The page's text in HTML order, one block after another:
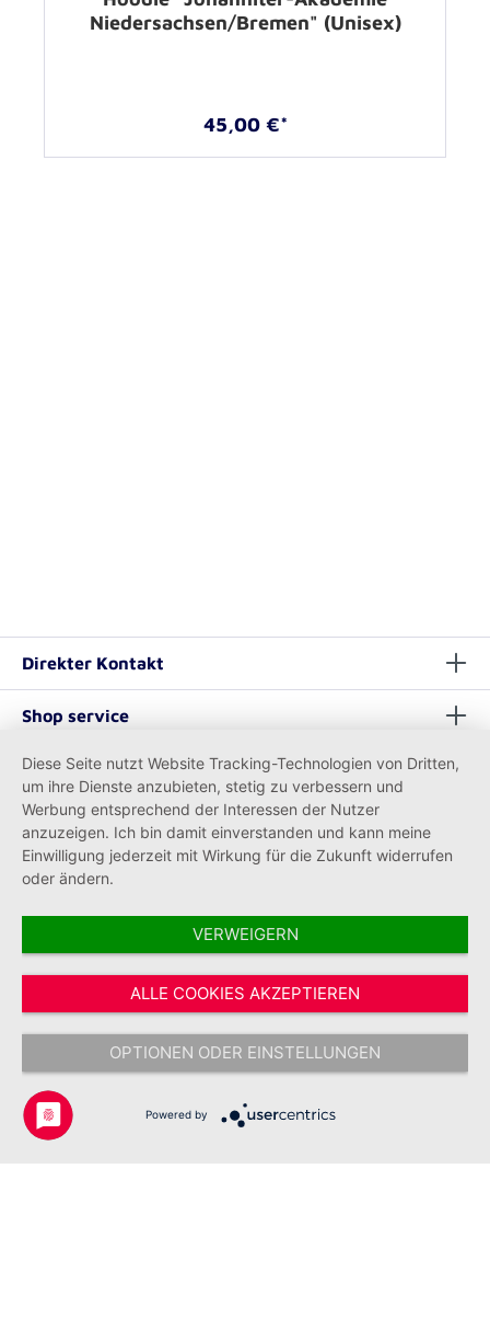
Niedersachsen/Bremen" (Unisex)
45,00 €*
Diese Seite nutzt Website Tracking-Technologien von Dritten,
um ihre Dienste anzubieten, stetig zu verbessern und
Werbung entsprechend der Interessen der Nutzer
anzuzeigen. Ich bin damit einverstanden und kann meine
Einwilligung jederzeit mit Wirkung für die Zukunft widerrufen
oder ändern.
VERWEIGERN
ALLE COOKIES AKZEPTIEREN
OPTIONEN ODER EINSTELLUNGEN
Powered by
Direkter Kontakt
Shop service
Informationen
Vertrag widerrufen
* Alle Preise inkl. gesetzl. Mehrwertsteuer zzgl.Versandkostenund ggf.
Nachnahmegebühren, wenn nicht anders angegeben.
Copyright © 2026 Johanniter-Unfall-Hilfe e.V. - Alle Rechte
vorbehalten.